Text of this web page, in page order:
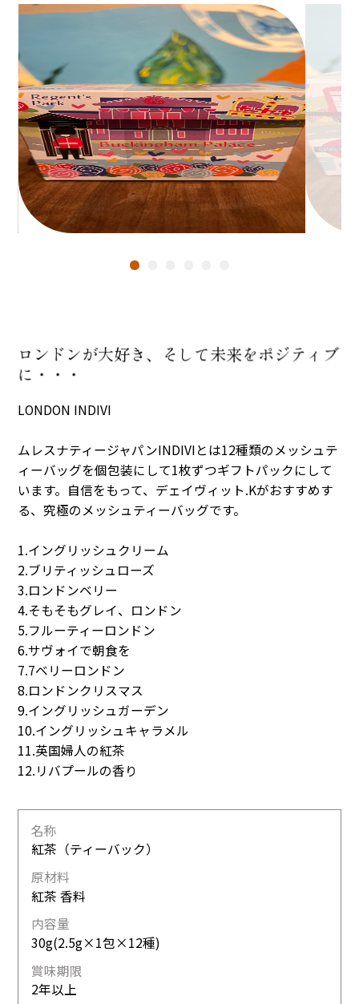
ロンドンが大好き、そして未来をポジティブ
に・・・
LONDON INDIVI
ムレスナティージャパンINDIVIとは12種類のメッシュテ
ィーバッグを個包装にして1枚ずつギフトパックにして
います。自信をもって、デェイヴィット.Kがおすすめす
る、究極のメッシュティーバッグです。
1.イングリッシュクリーム
2.ブリティッシュローズ
3.ロンドンベリー
4.そもそもグレイ、ロンドン
5.フルーティーロンドン
6.サヴォイで朝食を
7.7ベリーロンドン
8.ロンドンクリスマス
9.イングリッシュガーデン
10.イングリッシュキャラメル
11.英国婦人の紅茶
12.リバプールの香り
名称
紅茶（ティーバック）
原材料
紅茶 香料
内容量
30g(2.5g×1包×12種)
賞味期限
2年以上